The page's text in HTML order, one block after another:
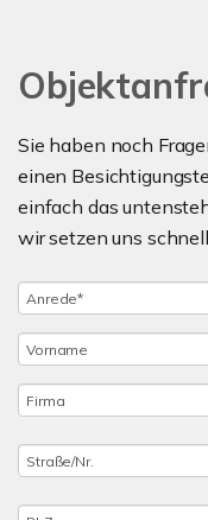
Sie haben noch
einen
einfach das
wir setzen uns